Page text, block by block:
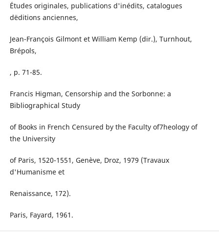
Études originales, publications d'inédits, catalogues
dëditions anciennes,
Jean-François Gilmont et William Kemp (dir.), Turnhout,
Brépols,
, p. 71-85.
Francis Higman, Censorship and the Sorbonne: a
Bibliographical Study
of Books in French Censured by the Faculty of7heology of
the University
of Paris, 1520-1551, Genève, Droz, 1979 (Travaux
d'Humanisme et
Renaissance, 172).
Paris, Fayard, 1961.